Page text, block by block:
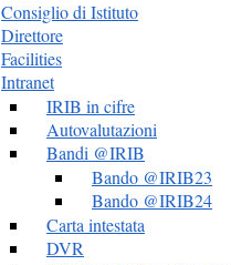
Consiglio di Istituto
Direttore
Facilities
Intranet
IRIB in cifre
Autovalutazioni
Bandi @IRIB
Bando @IRIB23
Bando @IRIB24
Carta intestata
DVR